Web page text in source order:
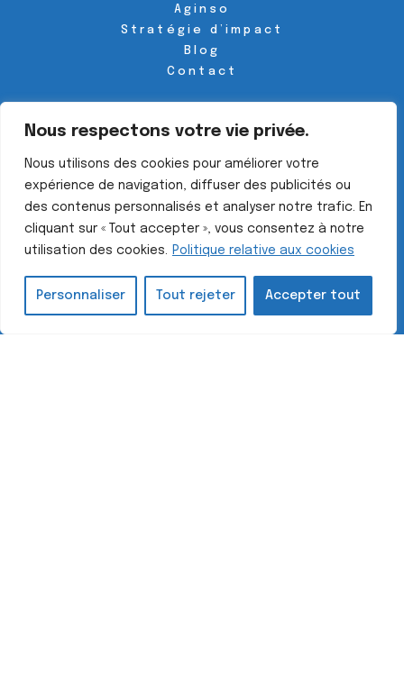
Nous respectons votre vie privée.
Nous utilisons des cookies pour améliorer votre
expérience de navigation, diffuser des publicités ou
des contenus personnalisés et analyser notre trafic. En
cliquant sur « Tout accepter », vous consentez à notre
utilisation des cookies. Politique relative aux cookies
Personnaliser Tout rejeter Accepter tout
Aginso
Stratégie d’impact
Blog
Contact

© Aginso ・tous droits réservés・Design by Agence Hatchi・